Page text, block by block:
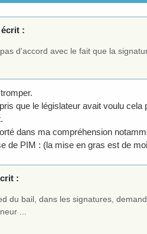
:
d'accord avec le fait que la
que le législateur avait voulu
dans ma compréhension
de PIM : (la mise en gras est de
:
du bail, dans les signatures,
...